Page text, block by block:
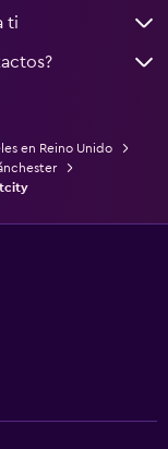
ti
en Reino Unido